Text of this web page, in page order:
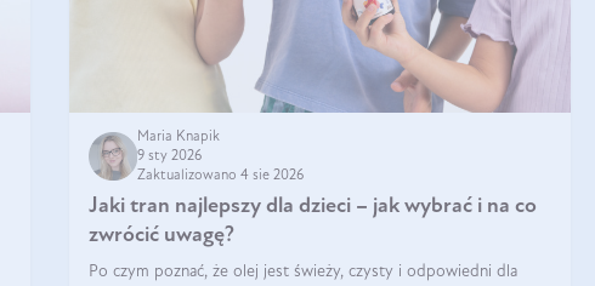
Maria Knapik
9 sty 2026
Zaktualizowano 4 sie 2026
Jaki tran najlepszy dla dzieci – jak wybrać i na co
zwrócić uwagę?
Po czym poznać, że olej jest świeży, czysty i odpowiedni dla